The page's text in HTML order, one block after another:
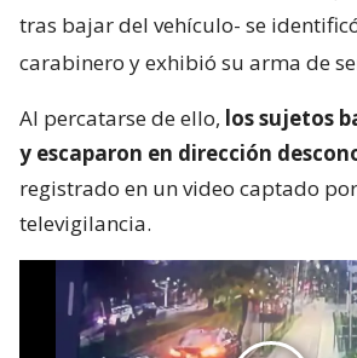
tras bajar del vehículo- se
carabinero y exhibió su arma de
Al percatarse de ello, los sujetos
y escaparon en dirección
registrado en un video captado
televigilancia.